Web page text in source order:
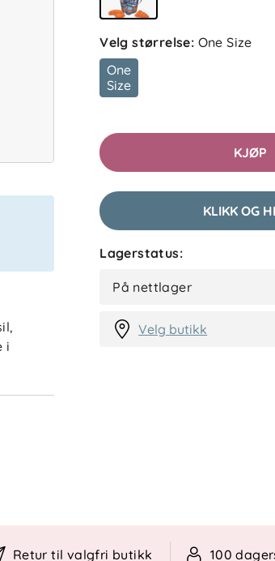
i
Velg størrelse: One Size
One
Size
KJØP
KLIKK OG
Lagerstatus:
På nettlager
Velg butikk
Retur til valgfri butikk 100